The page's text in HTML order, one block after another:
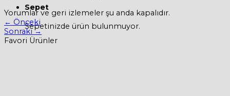
Sepet
Sepetinizde ürün bulunmuyor.
Yorumlar ve geri izlemeler şu anda kapalıdır.
← Önceki
Sonraki→
Favori Ürünler